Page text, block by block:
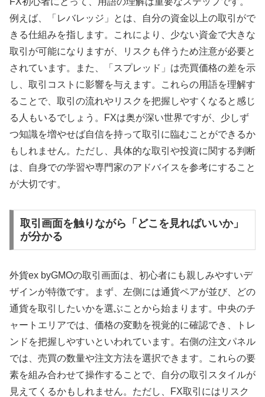
例えば、「レバレッジ」とは、自分の資金以上の取引がで
きる仕組みを指します。これにより、少ない資金で大きな
取引が可能になりますが、リスクも伴うため注意が必要と
されています。また、「スプレッド」は売買価格の差を示
し、取引コストに影響を与えます。これらの用語を理解す
ることで、取引の流れやリスクを把握しやすくなると感じ
る人もいるでしょう。FXは奥が深い世界ですが、少しず
つ知識を増やせば自信を持って取引に臨むことができるか
もしれません。ただし、具体的な取引や投資に関する判断
は、自身での学習や専門家のアドバイスを参考にすること
が大切です。
取引画面を触りながら「どこを見ればいいか」
が分かる
外貨ex byGMOの取引画面は、初心者にも親しみやすいデ
ザインが特徴です。まず、左側には通貨ペアが並び、どの
通貨を取引したいかを選ぶことから始まります。中央のチ
ャートエリアでは、価格の変動を視覚的に確認でき、トレ
ンドを把握しやすいといわれています。右側の注文パネル
では、売買の数量や注文方法を選択できます。これらの要
素を組み合わせて操作することで、自分の取引スタイルが
見えてくるかもしれません。ただし、FX取引にはリスク